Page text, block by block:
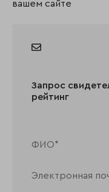
вашем сайте
Запрос
рейтинг